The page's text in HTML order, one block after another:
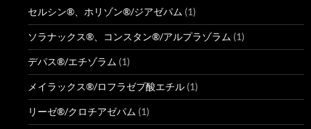
セルシン®、ホリゾン®/ジアゼパム (1)
ソラナックス®、コンスタン®/アルプラゾラム (1)
デパス®/エチゾラム (1)
メイラックス®/ロフラゼプ酸エチル (1)
リーゼ®/クロチアゼパム (1)